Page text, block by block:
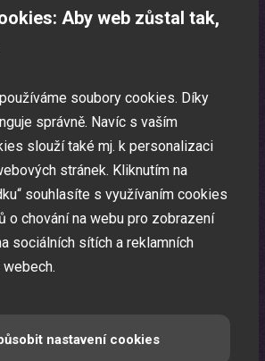
narozenin s animátorem
vaše děti nezapomenutelnou oslavu.
Aby web zůstal tak,
soubory cookies. Díky
správně. Navíc s vaším
slouží také mj. k personalizaci
stránek. Kliknutím na
souhlasíte s využívaním cookies
o chování na webu pro zobrazení
sociálních sítích a reklamních
nastavení cookies